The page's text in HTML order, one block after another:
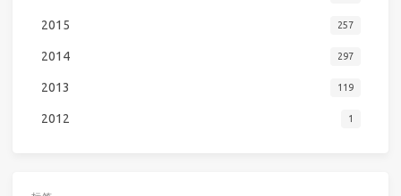
2015 257
2014 297
2013 119
2012 1